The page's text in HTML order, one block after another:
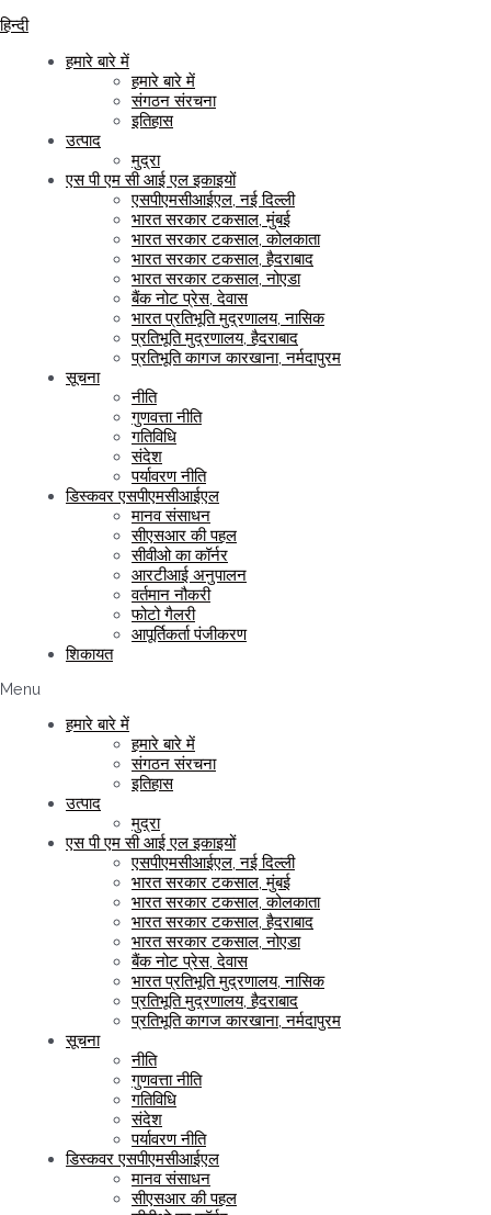
हिन्दी
हमारे बारे में
हमारे बारे में
संगठन संरचना
इतिहास
उत्पाद
मुद्रा
एस पी एम सी आई एल इकाइयों
एसपीएमसीआईएल, नई दिल्ली
भारत सरकार टकसाल, मुंबई
भारत सरकार टकसाल, कोलकाता
भारत सरकार टकसाल, हैदराबाद
भारत सरकार टकसाल, नोएडा
बैंक नोट प्रेस, देवास
भारत प्रतिभूति मुद्रणालय, नासिक
प्रतिभूति मुद्रणालय, हैदराबाद
प्रतिभूति कागज कारखाना, नर्मदापुरम
सूचना
नीति
गुणवत्ता नीति
गतिविधि
संदेश
पर्यावरण नीति
डिस्कवर एसपीएमसीआईएल
मानव संसाधन
सीएसआर की पहल
सीवीओ का कॉर्नर
आरटीआई अनुपालन
वर्तमान नौकरी
फोटो गैलरी
आपूर्तिकर्ता पंजीकरण
शिकायत
Menu
हमारे बारे में
हमारे बारे में
संगठन संरचना
इतिहास
उत्पाद
मुद्रा
एस पी एम सी आई एल इकाइयों
एसपीएमसीआईएल, नई दिल्ली
भारत सरकार टकसाल, मुंबई
भारत सरकार टकसाल, कोलकाता
भारत सरकार टकसाल, हैदराबाद
भारत सरकार टकसाल, नोएडा
बैंक नोट प्रेस, देवास
भारत प्रतिभूति मुद्रणालय, नासिक
प्रतिभूति मुद्रणालय, हैदराबाद
प्रतिभूति कागज कारखाना, नर्मदापुरम
सूचना
नीति
गुणवत्ता नीति
गतिविधि
संदेश
पर्यावरण नीति
डिस्कवर एसपीएमसीआईएल
मानव संसाधन
सीएसआर की पहल